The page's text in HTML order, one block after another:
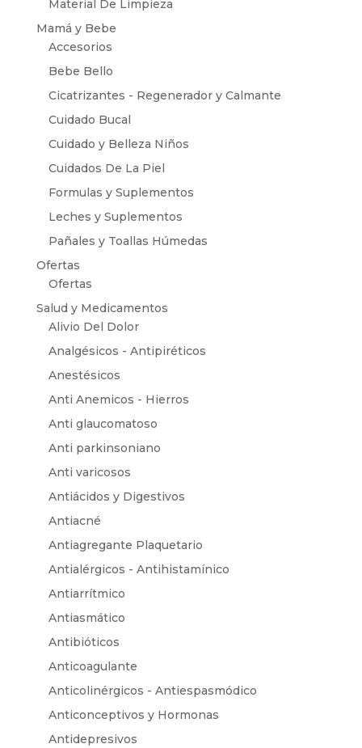
Material De Limpieza
Mamá y Bebe
Accesorios
Bebe Bello
Cicatrizantes - Regenerador y Calmante
Cuidado Bucal
Cuidado y Belleza Niños
Cuidados De La Piel
Formulas y Suplementos
Leches y Suplementos
Pañales y Toallas Húmedas
Ofertas
Ofertas
Salud y Medicamentos
Alivio Del Dolor
Analgésicos - Antipiréticos
Anestésicos
Anti Anemicos - Hierros
Anti glaucomatoso
Anti parkinsoniano
Anti varicosos
Antiácidos y Digestivos
Antiacné
Antiagregante Plaquetario
Antialérgicos - Antihistamínico
Antiarrítmico
Antiasmático
Antibióticos
Anticoagulante
Anticolinérgicos - Antiespasmódico
Anticonceptivos y Hormonas
Antidepresivos